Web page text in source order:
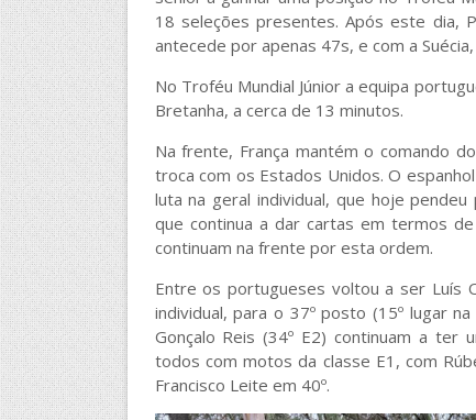
18 seleções presentes. Após este dia,
antecede por apenas 47s, e com a
No Troféu Mundial Júnior a equipa
Bretanha, a cerca de 13 minutos.
Na frente, França mantém o comando
troca com os Estados Unidos. O
luta na geral individual, que hoje
que continua a dar cartas em termos
continuam na frente por esta ordem.
Entre os portugueses voltou a ser Luís
individual, para o 37º posto (15º lugar
Gonçalo Reis (34º E2) continuam a
todos com motos da classe E1, com
Francisco Leite em 40º.